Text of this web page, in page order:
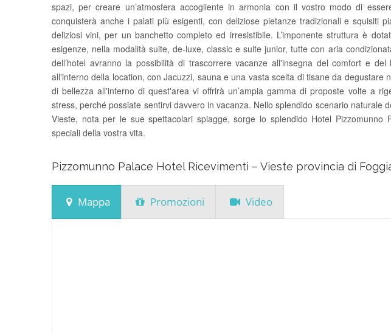
spazi, per creare un’atmosfera accogliente in armonia con il vostro modo di
conquisterà anche i palati più esigenti, con deliziose pietanze tradizionali e squisiti
deliziosi vini, per un banchetto completo ed irresistibile. L’imponente struttura è
esigenze, nella modalità suite, de-luxe, classic e suite junior, tutte con aria
dell’hotel avranno la possibilità di trascorrere vacanze all'insegna del comfort e
all'interno della location, con Jacuzzi, sauna e una vasta scelta di tisane da degustare
di bellezza all'interno di quest'area vi offrirà un’ampia gamma di proposte volte a
stress, perché possiate sentirvi davvero in vacanza. Nello splendido scenario naturale
Vieste, nota per le sue spettacolari spiagge, sorge lo splendido Hotel
speciali della vostra vita.
Pizzomunno Palace Hotel Ricevimenti – Vieste provincia di
Mappa Promozioni Video